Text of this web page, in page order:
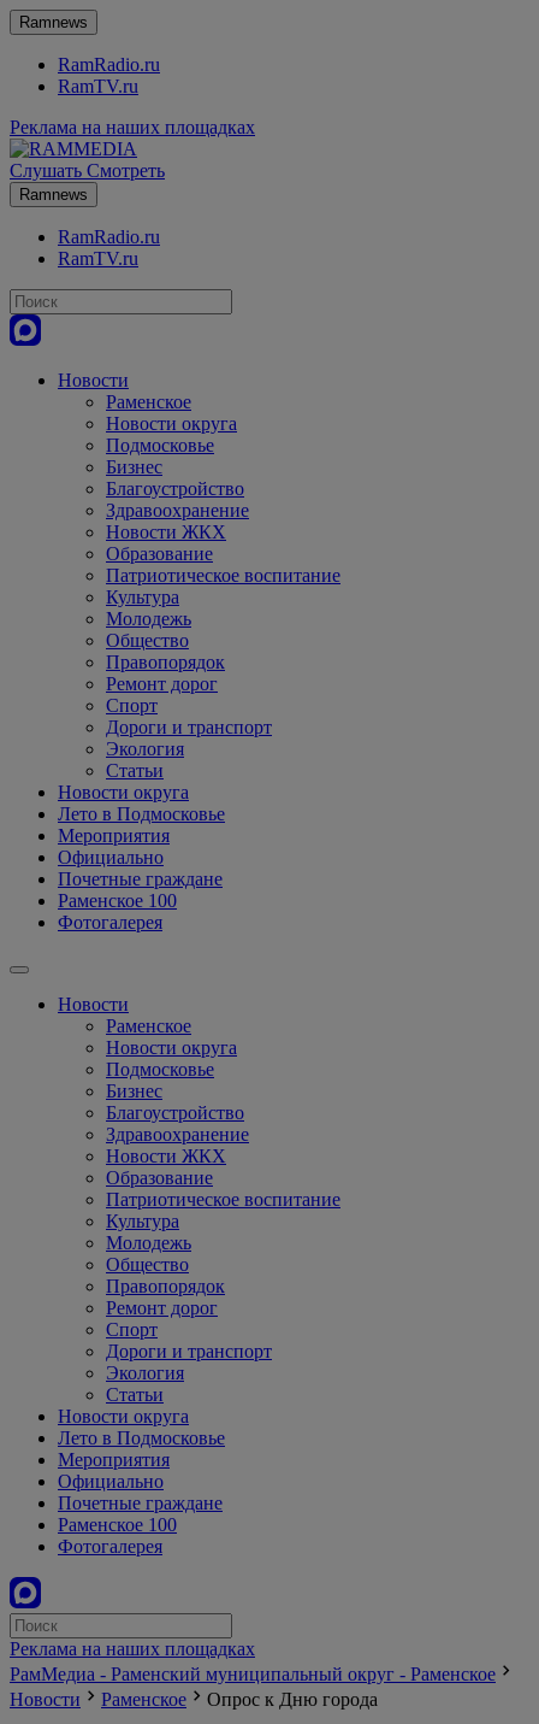
Ramnews
RamRadio.ru
RamTV.ru
Реклама на наших площадках
Слушать Смотреть
Ramnews
RamRadio.ru
RamTV.ru
Новости
Раменское
Новости округа
Подмосковье
Бизнес
Благоустройство
Здравоохранение
Новости ЖКХ
Образование
Патриотическое воспитание
Культура
Молодежь
Общество
Правопорядок
Ремонт дорог
Спорт
Дороги и транспорт
Экология
Статьи
Новости округа
Лето в Подмосковье
Мероприятия
Официально
Почетные граждане
Раменское 100
Фотогалерея
Новости
Раменское
Новости округа
Подмосковье
Бизнес
Благоустройство
Здравоохранение
Новости ЖКХ
Образование
Патриотическое воспитание
Культура
Молодежь
Общество
Правопорядок
Ремонт дорог
Спорт
Дороги и транспорт
Экология
Статьи
Новости округа
Лето в Подмосковье
Мероприятия
Официально
Почетные граждане
Раменское 100
Фотогалерея
Реклама на наших площадках
РамМедиа - Раменский муниципальный округ - Раменское
Новости
Раменское Опрос к Дню города